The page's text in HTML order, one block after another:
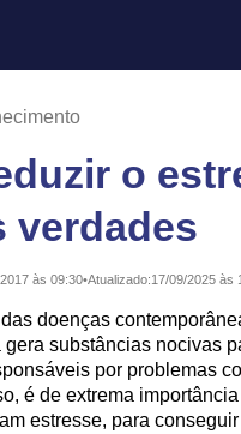
o
verdades
às 09:30•Atualizado:17/09/2025 às
doenças
gera substâncias nocivas
por problemas
é de extrema
estresse, para